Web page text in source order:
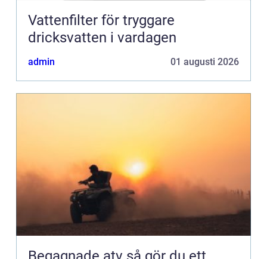
Vattenfilter för tryggare
dricksvatten i vardagen
admin 01 augusti 2026